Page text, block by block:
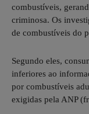
combustíveis,
criminosa. Os
de combustíveis do
Segundo eles,
inferiores ao
por combustíveis
exigidas pela ANP